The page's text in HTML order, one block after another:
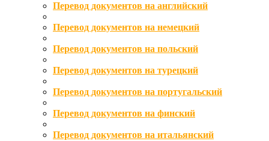
Перевод документов на английский
Перевод документов на немецкий
Перевод документов на польский
Перевод документов на турецкий
Перевод документов на португальский
Перевод документов на финский
Перевод документов на итальянский